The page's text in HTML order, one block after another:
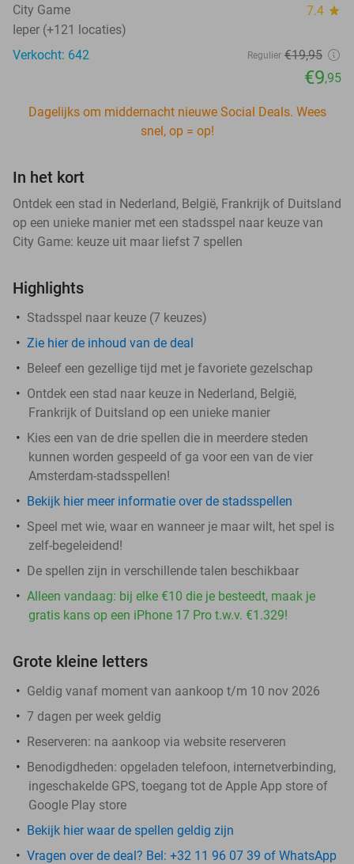
City Game 7.4 star
Ieper (+121 locaties)
Verkocht: 642
Regulier €19,95
€9,95
Dagelijks om middernacht nieuwe Social Deals. Wees
snel, op = op!
In het kort
Ontdek een stad in Nederland, België, Frankrijk of Duitsland
op een unieke manier met een stadsspel naar keuze van
City Game: keuze uit maar liefst 7 spellen
Highlights
Stadsspel naar keuze (7 keuzes)
Zie hier de inhoud van de deal
Beleef een gezellige tijd met je favoriete gezelschap
Ontdek een stad naar keuze in Nederland, België,
Frankrijk of Duitsland op een unieke manier
Kies een van de drie spellen die in meerdere steden
kunnen worden gespeeld of ga voor een van de vier
Amsterdam-stadsspellen!
Bekijk hier meer informatie over de stadsspellen
Speel met wie, waar en wanneer je maar wilt, het spel is
zelf-begeleidend!
De spellen zijn in verschillende talen beschikbaar
Alleen vandaag: bij elke €10 die je besteedt, maak je
gratis kans op een iPhone 17 Pro t.w.v. €1.329!
Grote kleine letters
Geldig vanaf moment van aankoop t/m 10 nov 2026
7 dagen per week geldig
Reserveren: na aankoop via website reserveren
Benodigdheden: opgeladen telefoon, internetverbinding,
ingeschakelde GPS, toegang tot de Apple App store of
Google Play store
Bekijk hier waar de spellen geldig zijn
Vragen over de deal? Bel: +32 11 96 07 39 of WhatsApp